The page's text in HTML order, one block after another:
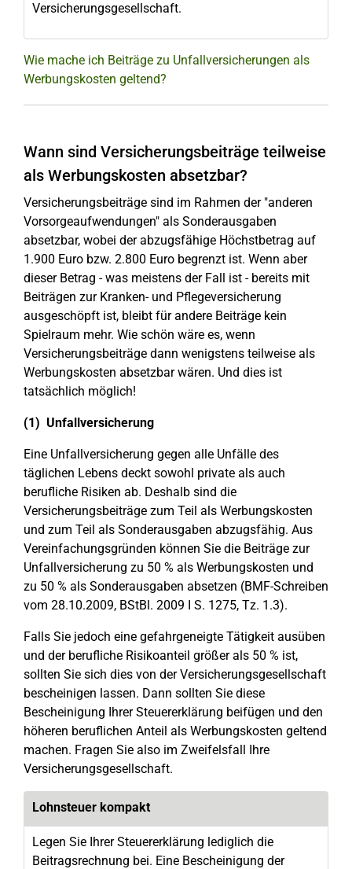
Versicherungsgesellschaft.
Wie mache ich Beiträge zu Unfallversicherungen als
Werbungskosten geltend?
Wann sind Versicherungsbeiträge teilweise
als Werbungskosten absetzbar?
Versicherungsbeiträge sind im Rahmen der "anderen
Vorsorgeaufwendungen" als Sonderausgaben
absetzbar, wobei der abzugsfähige Höchstbetrag auf
1.900 Euro bzw. 2.800 Euro begrenzt ist. Wenn aber
dieser Betrag - was meistens der Fall ist - bereits mit
Beiträgen zur Kranken- und Pflegeversicherung
ausgeschöpft ist, bleibt für andere Beiträge kein
Spielraum mehr. Wie schön wäre es, wenn
Versicherungsbeiträge dann wenigstens teilweise als
Werbungskosten absetzbar wären. Und dies ist
tatsächlich möglich!
(1) Unfallversicherung
Eine Unfallversicherung gegen alle Unfälle des
täglichen Lebens deckt sowohl private als auch
berufliche Risiken ab. Deshalb sind die
Versicherungsbeiträge zum Teil als Werbungskosten
und zum Teil als Sonderausgaben abzugsfähig. Aus
Vereinfachungsgründen können Sie die Beiträge zur
Unfallversicherung zu 50 % als Werbungskosten und
zu 50 % als Sonderausgaben absetzen (BMF-Schreiben
vom 28.10.2009, BStBl. 2009 I S. 1275, Tz. 1.3).
Falls Sie jedoch eine gefahrgeneigte Tätigkeit ausüben
und der berufliche Risikoanteil größer als 50 % ist,
sollten Sie sich dies von der Versicherungsgesellschaft
bescheinigen lassen. Dann sollten Sie diese
Bescheinigung Ihrer Steuererklärung beifügen und den
höheren beruflichen Anteil als Werbungskosten geltend
machen. Fragen Sie also im Zweifelsfall Ihre
Versicherungsgesellschaft.
Lohnsteuer kompakt
Legen Sie Ihrer Steuererklärung lediglich die
Beitragsrechnung bei. Eine Bescheinigung der